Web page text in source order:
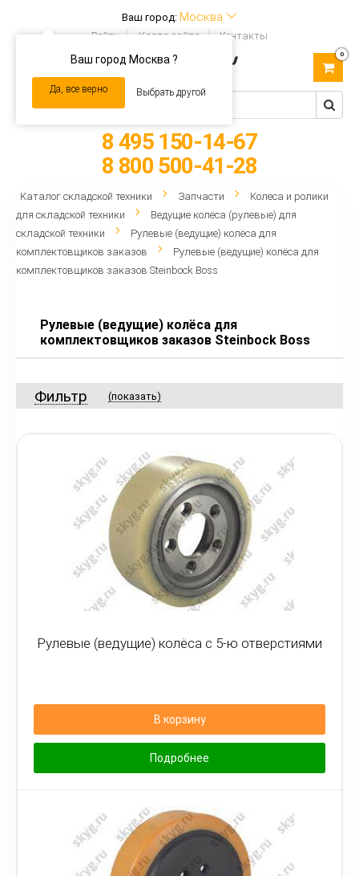
Ваш город: Москва
Ваш город Москва ?
Да, все верно Выбрать другой
Войти Карта сайта Контакты
navigation
0
8 495 150-14-67
8 800 500-41-28
Каталог складской техники Запчасти
Колеса и ролики
для складской техники
Ведущие колёса (рулевые) для
складской техники
Рулевые (ведущие) колёса для
комплектовщиков заказов
Рулевые (ведущие) колёса для
комплектовщиков заказов Steinbock Boss
Рулевые (ведущие) колёса для
комплектовщиков заказов Steinbock Boss
Фильтр (показать)
Рулевые (ведущие) колёса с 5-ю отверстиями
В корзину
Подробнее